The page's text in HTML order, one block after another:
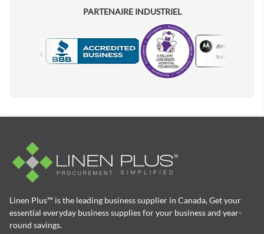
PARTENAIRE INDUSTRIEL
Motorola
Linen Plus™ is the leading business supplier in Canada, Get your
essential everyday business supplies for your business and year-
round savings.